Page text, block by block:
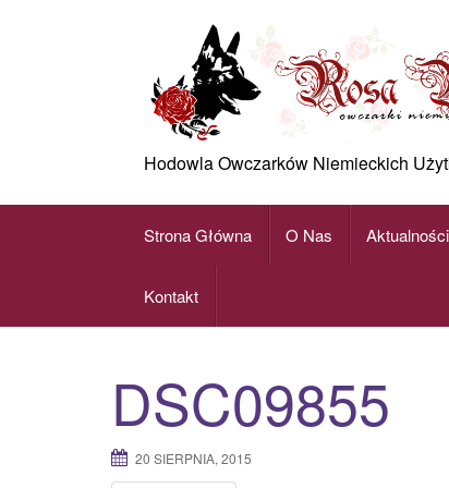
Hodowla Owczarków Niemieckich
Strona Główna O Nas Aktualności
Kontakt
DSC09855
20 SIERPNIA, 2015